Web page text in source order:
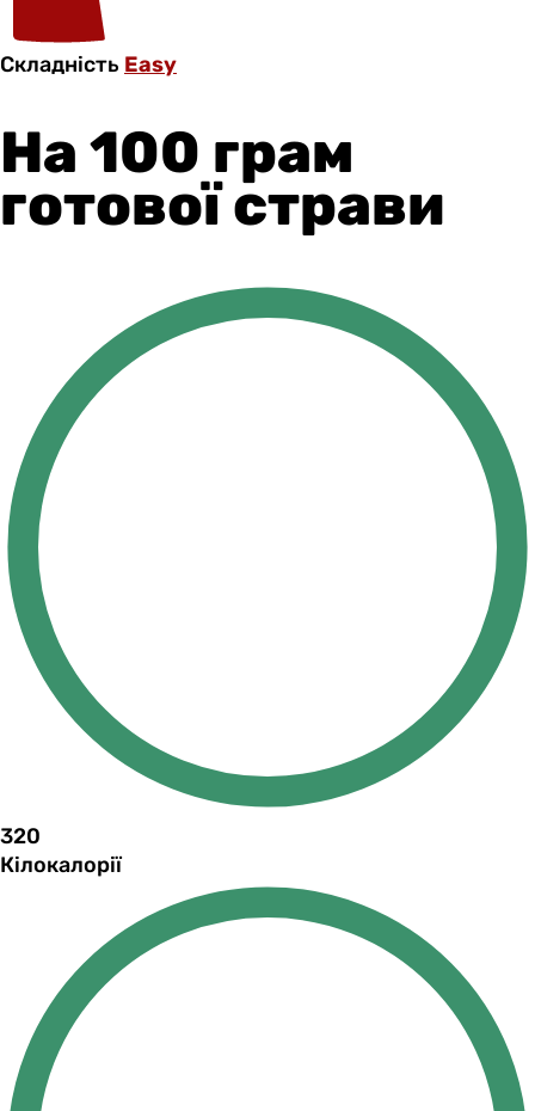
Складність Easy
На 100 грам
готової страви
320
Кілокалорії